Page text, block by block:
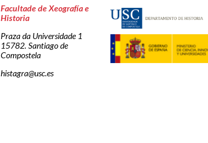
Facultade de Xeografía e
Historia
Praza da Universidade 1
15782. Santiago de
Compostela
histagra@usc.es